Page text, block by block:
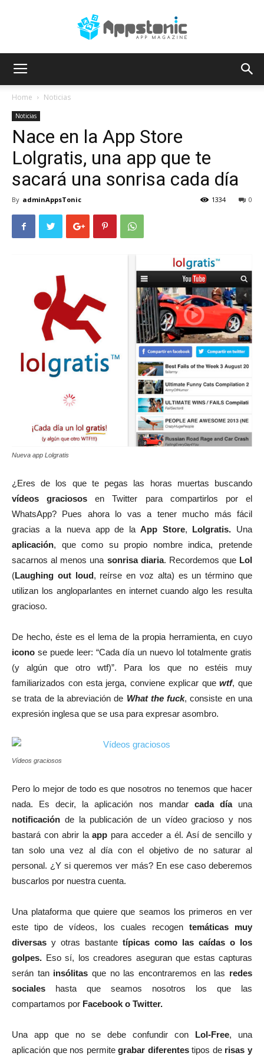
Home Noticias
Noticias
Nace en la App Store
Lolgratis, una app que te
sacará una sonrisa cada día
By adminAppsTonic 0
1334
Nueva app Lolgratis
¿Eres de los que te pegas las horas muertas buscando
vídeos graciosos en Twitter para compartirlos por el
WhatsApp? Pues ahora lo vas a tener mucho más fácil
gracias a la nueva app de la App Store, Lolgratis. Una
aplicación, que como su propio nombre indica, pretende
sacarnos al menos una sonrisa diaria. Recordemos queLol
(Laughing out loud, reírse en voz alta) es un término que
utilizan los angloparlantes en internet cuando algo les resulta
gracioso.
De hecho, éste es el lema de la propia herramienta, en cuyo
icono se puede leer: “Cada día un nuevo lol totalmente gratis
(y algún que otro wtf)”. Para los que no estéis muy
familiarizados con esta jerga, conviene explicar que wtf, que
se trata de la abreviación de What the fuck, consiste en una
expresión inglesa que se usa para expresar asombro.
Vídeos graciosos
Pero lo mejor de todo es que nosotros no tenemos que hacer
nada. Es decir, la aplicación nos mandarcada díauna
notificación de la publicación de un vídeo gracioso y nos
bastará con abrir laapp para acceder a él. Así de sencillo y
tan solo una vez al día con el objetivo de no saturar al
personal. ¿Y si queremos ver más? En ese caso deberemos
buscarlos por nuestra cuenta.
Una plataforma que quiere que seamos los primeros en ver
este tipo de vídeos, los cuales recogen temáticas muy
diversas y otras bastante típicas como las caídas o los
golpes. Eso sí, los creadores aseguran que estas capturas
serán tan insólitas que no las encontraremos en las redes
sociales hasta que seamos nosotros los que las
compartamos por Facebook o Twitter.
Una app que no se debe confundir con Lol-Free, una
aplicación que nos permitegrabar diferentestipos derisas y